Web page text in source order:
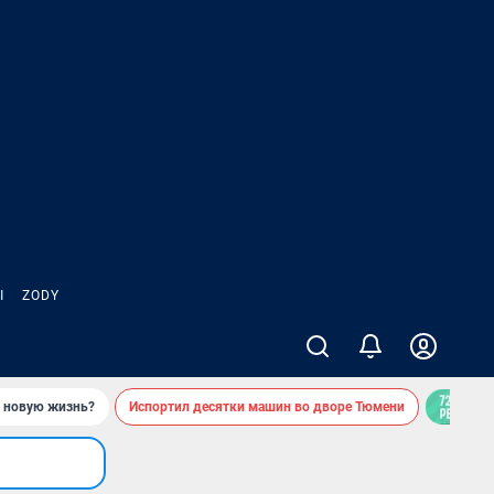
ZODY
новую жизнь? Испортил десятки машин во дворе Тюмени